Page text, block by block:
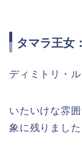
タマラ王女
ディミトリ・
いたいけな雰
象に残りました